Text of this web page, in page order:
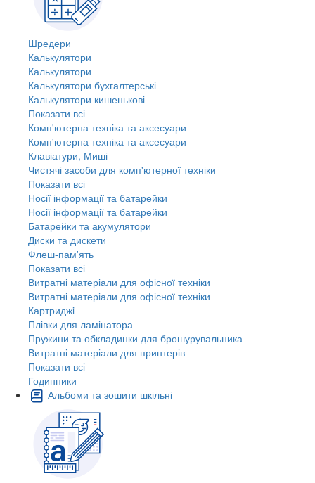
Шредери
Калькулятори
Калькулятори
Калькулятори бухгалтерські
Калькулятори кишенькові
Показати всі
Комп'ютерна техніка та аксесуари
Комп'ютерна техніка та аксесуари
Клавіатури, Миші
Чистячі засоби для комп'ютерної техніки
Показати всі
Носії інформації та батарейки
Носії інформації та батарейки
Батарейки та акумулятори
Диски та дискети
Флеш-пам'ять
Показати всі
Витратні матеріали для офісної техніки
Витратні матеріали для офісної техніки
Картриджi
Плівки для ламінатора
Пружини та обкладинки для брошурувальника
Витратні матеріали для принтерів
Показати всі
Годинники
Альбоми та зошити шкільні